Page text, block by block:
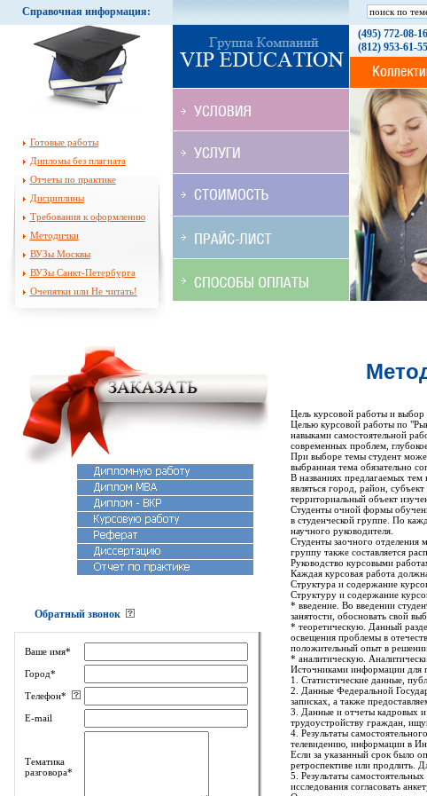
Справочная информация:
Готовые работы
Дипломы без плагиата
Отчеты по практике
Дисциплины
Требования к оформлению
Методички
ВУЗы Москвы
ВУЗы Санкт-Петербурга
Очепятки или Не читать!
(495) 772-08-16
(812) 953-61-55
Обратный звонок
Ваше имя*
Город*
Телефон*
E-mail
Тематика
разговора*
Цель курсовой работы и выбор
Целью курсовой работы по
навыками самостоятельной
современных проблем,
При выборе темы студент
выбранная тема обязательно
В названиях предлагаемых
являться город, район,
территориальный объект
Студенты очной формы
в студенческой группе. По
научного руководителя.
Студенты заочного отделения
группу также составляется
Руководство курсовыми
Каждая курсовая работа
Структура и содержание
Структуру и содержание
* введение. Во введении
занятости, обосновать свой
* теоретическую. Данный
освещения проблемы в
положительный опыт в
* аналитическую.
Источниками информации для
1. Статистические данные,
2. Данные Федеральной
записках, а также
3. Данные и отчеты кадровых и
трудоустройству граждан,
4. Результаты
телевидению, информации в
Если за указанный срок было
ретроспективе или продлить.
5. Результаты
исследования согласовать